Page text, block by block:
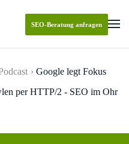
SEO-Beratung anfragen
Google legt Fokus
per HTTP/2 - SEO im Ohr